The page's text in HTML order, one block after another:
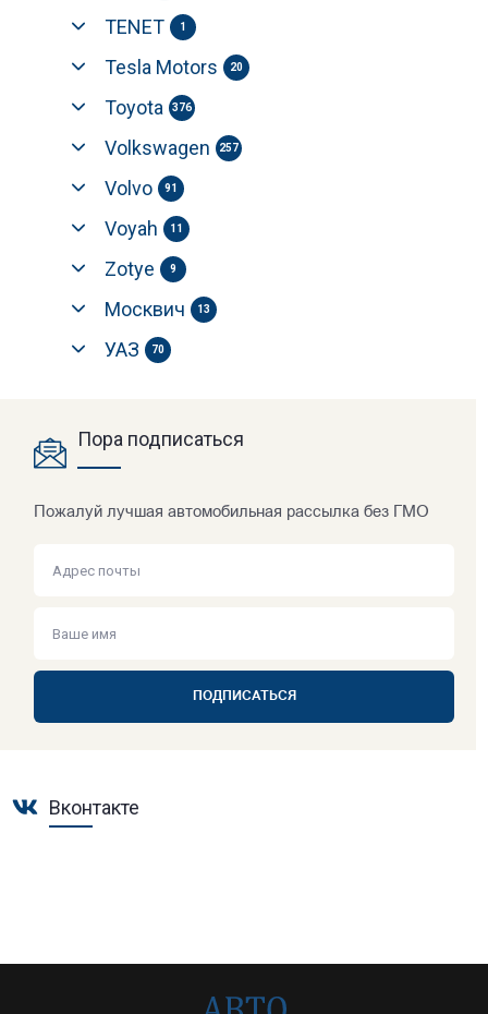
TENET 1
Tesla Motors 20
Toyota 376
Volkswagen 257
Volvo 91
Voyah 11
Zotye 9
Москвич 13
УАЗ 70
Пора подписаться
Пожалуй лучшая автомобильная рассылка без ГМО
ПОДПИСАТЬСЯ
Вконтакте